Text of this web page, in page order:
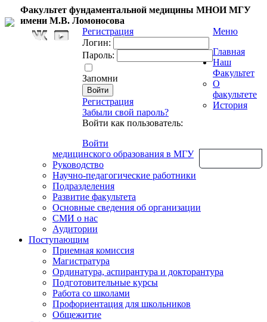
Факультет фундаментальной медицины МНОИ МГУ
имени М.В. Ломоносова
Регистрация
Логин:
Пароль:
Запомни
Регистрация
Забыли свой пароль?
Войти как пользователь:
Войти
Меню
Главная
Наш
Факультет
О
факультете
История
медицинского образования в МГУ
Руководство
Научно-педагогические работники
Подразделения
Развитие факультета
Основные сведения об организации
СМИ о нас
Аудитории
Поступающим
Приемная комиссия
Магистратура
Ординатура, аспирантура и докторантура
Подготовительные курсы
Работа со школами
Профориентация для школьников
Общежитие